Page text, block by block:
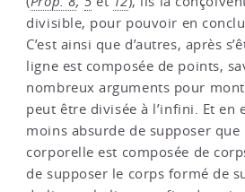
divisible, pour pouvoir en
C’est ainsi que d’autres, après
ligne est composée de points,
nombreux arguments pour
peut être divisée à l’infini. Et en
moins absurde de supposer que
corporelle est composée de
de supposer le corps formé de